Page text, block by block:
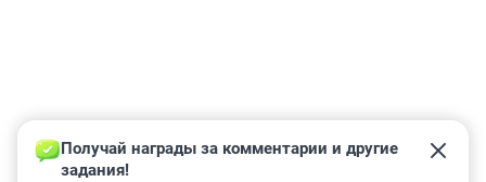
Получай награды за комментарии и другие
задания!